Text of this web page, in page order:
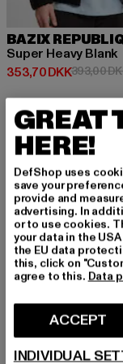
BAZIX
Super Heavy Blank
353,70 DKK
Nuværende pris:
393,00
-35%
GREAT
HERE!
DefShop uses
save your
provide and
advertising. In
or to use cookies.
your data in the
the EU data
this, click on
agree to this. Data
ACCEPT
INDIVIDUAL